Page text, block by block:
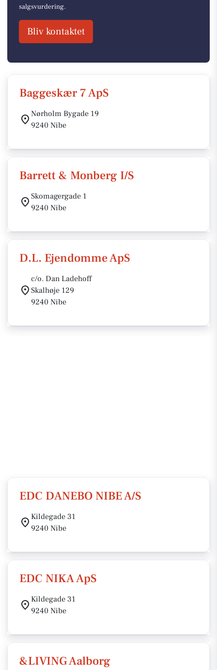
salgsvurdering.
Bliv kontaktet
Baggeskær 7 ApS
Nørholm Bygade 19
9240 Nibe
Barrett & Monberg I/S
Skomagergade 1
9240 Nibe
D.L. Ejendomme ApS
c/o. Dan Ladehoff
Skalhøje 129
9240 Nibe
EDC DANEBO NIBE A/S
Kildegade 31
9240 Nibe
EDC NIKA ApS
Kildegade 31
9240 Nibe
&LIVING Aalborg